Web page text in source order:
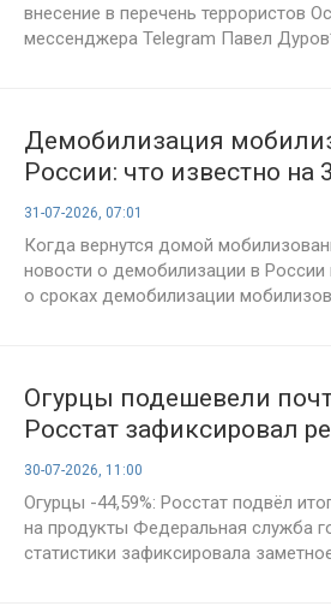
внесение в перечень террористов
мессенджера Telegram Павел
Демобилизация
России: что известно
года и когда
вернуться домой
31-07-2026, 07:01
Когда вернутся домой
новости о демобилизации в России
о сроках демобилизации
Огурцы подешевели
Росстат зафиксировал
снижение цен
30-07-2026, 11:00
Огурцы -44,59%: Росстат подвёл
на продукты Федеральная служба
статистики зафиксировала